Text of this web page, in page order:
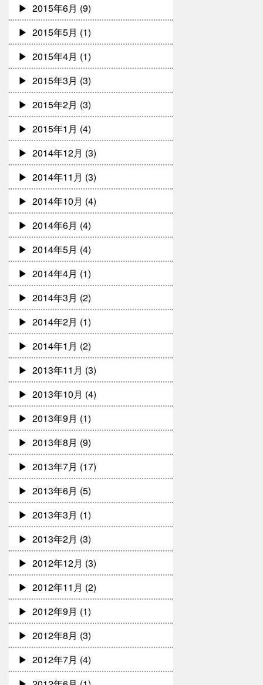
2015年6月 (9)
2015年5月 (1)
2015年4月 (1)
2015年3月 (3)
2015年2月 (3)
2015年1月 (4)
2014年12月 (3)
2014年11月 (3)
2014年10月 (4)
2014年6月 (4)
2014年5月 (4)
2014年4月 (1)
2014年3月 (2)
2014年2月 (1)
2014年1月 (2)
2013年11月 (3)
2013年10月 (4)
2013年9月 (1)
2013年8月 (9)
2013年7月 (17)
2013年6月 (5)
2013年3月 (1)
2013年2月 (3)
2012年12月 (3)
2012年11月 (2)
2012年9月 (1)
2012年8月 (3)
2012年7月 (4)